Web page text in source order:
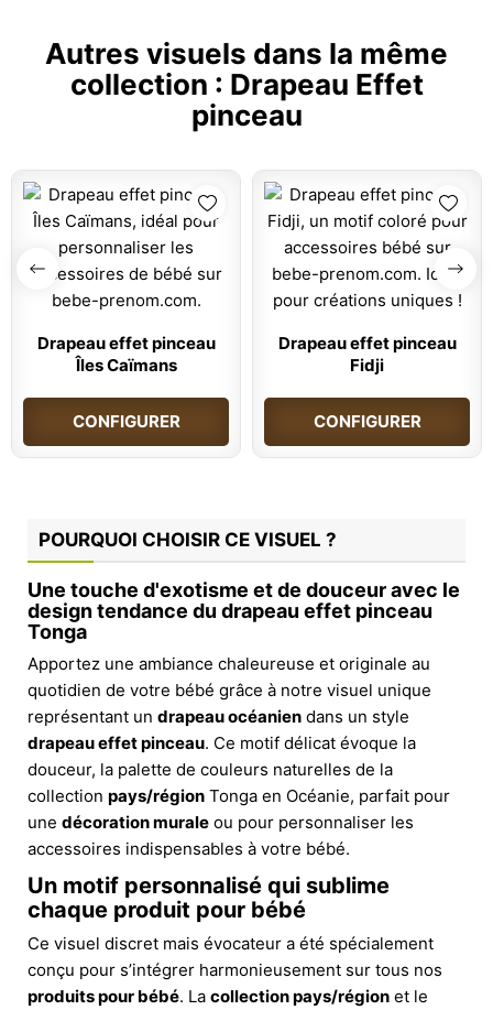
Autres visuels dans la même
collection : Drapeau Effet
pinceau
Drapeau effet pinceau
Îles Caïmans
CONFIGURER
Drapeau effet pinceau
Fidji
CONFIGURER
POURQUOI CHOISIR CE VISUEL ?
Une touche d'exotisme et de douceur avec le
design tendance du drapeau effet pinceau
Tonga
Apportez une ambiance chaleureuse et originale au
quotidien de votre bébé grâce à notre visuel unique
représentant un drapeau océanien dans un style
drapeau effet pinceau. Ce motif délicat évoque la
douceur, la palette de couleurs naturelles de la
collection pays/région Tonga en Océanie, parfait pour
une décoration murale ou pour personnaliser les
accessoires indispensables à votre bébé.
Un motif personnalisé qui sublime
chaque produit pour bébé
Ce visuel discret mais évocateur a été spécialement
conçu pour s’intégrer harmonieusement sur tous nos
produits pour bébé. La collection pays/région et le